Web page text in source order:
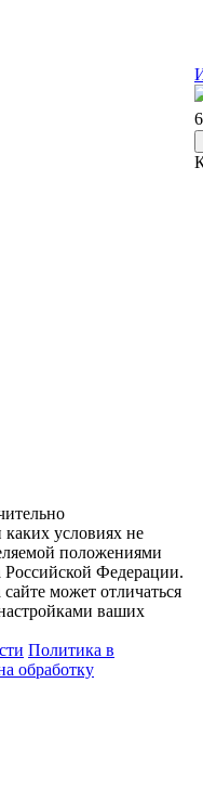
условиях не
положениями
Российской Федерации.
может отличаться
ваших
Политика в
обработку